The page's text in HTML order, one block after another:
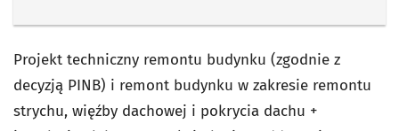
Projekt techniczny remontu budynku (zgodnie z
decyzją PINB) i remont budynku w zakresie remontu
strychu, więźby dachowej i pokrycia dachu +